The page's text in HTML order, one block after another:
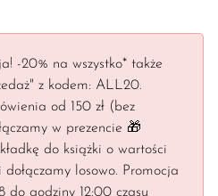
-20% na wszystko* także
z kodem: ALL20.
od 150 zł (bez
w prezencie 🎁
do książki o wartości
dołączamy losowo. Promocja
do godziny 12:00 czasu